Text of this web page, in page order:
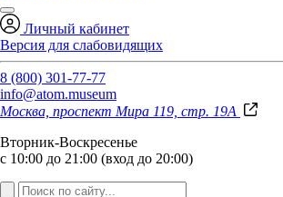
Личный кабинет
Версия для слабовидящих
8 (800) 301-77-77
info@atom.museum
Москва, проспект Мира 119, стр. 19А
Вторник-Воскресенье
с 10:00 до 21:00 (вход до 20:00)